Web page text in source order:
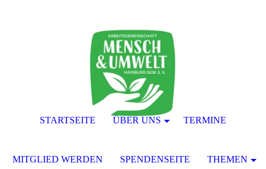
STARTSEITE ÜBER UNS TERMINE
MITGLIED WERDEN SPENDENSEITE THEMEN